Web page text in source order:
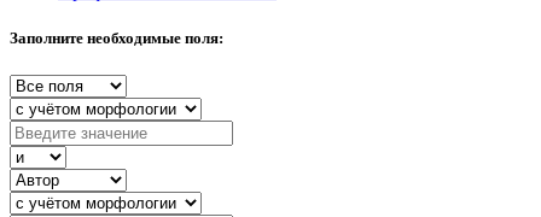
Заполните необходимые поля: